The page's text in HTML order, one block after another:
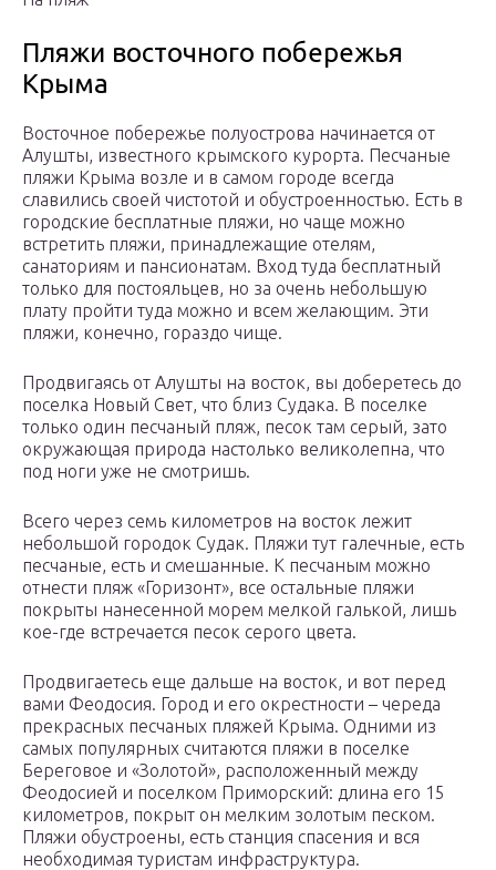
Пляжи восточного побережья
Крыма
Восточное побережье полуострова начинается от
Алушты, известного крымского курорта. Песчаные
пляжи Крыма возле и в самом городе всегда
славились своей чистотой и обустроенностью. Есть в
городские бесплатные пляжи, но чаще можно
встретить пляжи, принадлежащие отелям,
санаториям и пансионатам. Вход туда бесплатный
только для постояльцев, но за очень небольшую
плату пройти туда можно и всем желающим. Эти
пляжи, конечно, гораздо чище.
Продвигаясь от Алушты на восток, вы доберетесь до
поселка Новый Свет, что близ Судака. В поселке
только один песчаный пляж, песок там серый, зато
окружающая природа настолько великолепна, что
под ноги уже не смотришь.
Всего через семь километров на восток лежит
небольшой городок Судак. Пляжи тут галечные, есть
песчаные, есть и смешанные. К песчаным можно
отнести пляж «Горизонт», все остальные пляжи
покрыты нанесенной морем мелкой галькой, лишь
кое-где встречается песок серого цвета.
Продвигаетесь еще дальше на восток, и вот перед
вами Феодосия. Город и его окрестности – череда
прекрасных песчаных пляжей Крыма. Одними из
самых популярных считаются пляжи в поселке
Береговое и «Золотой», расположенный между
Феодосией и поселком Приморский: длина его 15
километров, покрыт он мелким золотым песком.
Пляжи обустроены, есть станция спасения и вся
необходимая туристам инфраструктура.